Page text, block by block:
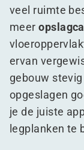
veel ruimte
meer
ervan
gebouw
opgeslagen
je de juiste
legplanken te